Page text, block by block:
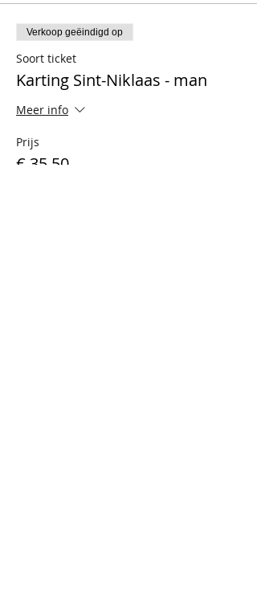
Verkoop geëindigd op
Soort ticket
Karting Sint-Niklaas - man
Meer info
Prijs
€ 35,50